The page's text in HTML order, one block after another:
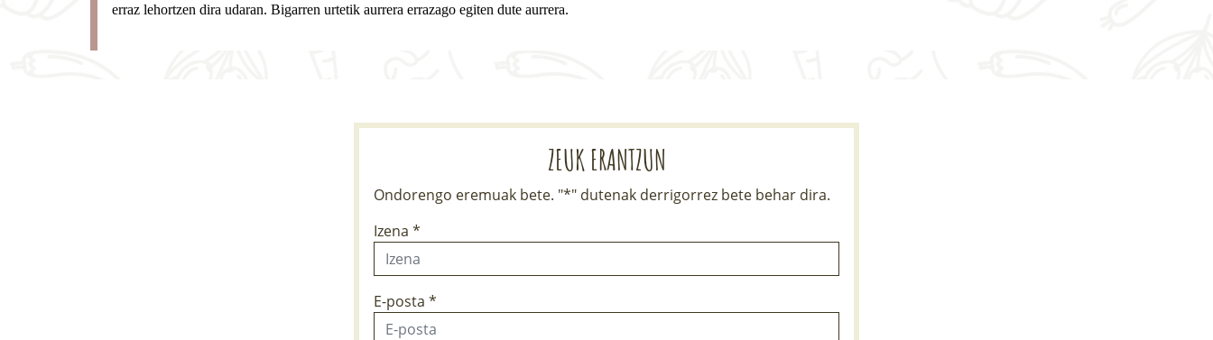
erraz lehortzen dira udaran. Bigarren urtetik aurrera errazago egiten dute aurrera.
ZEUK ERANTZUN
Ondorengo eremuak bete. "*" dutenak derrigorrez bete behar dira.
Izena *
E-posta *